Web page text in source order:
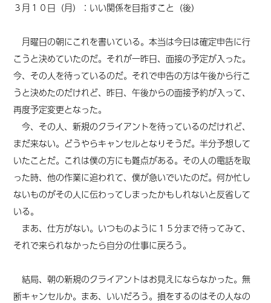
３月１０日（月）：いい関係を目指すこと（後）
月曜日の朝にこれを書いている。本当は今日は確定申告に行
こうと決めていたのだ。それが一昨日、面接の予定が入った。
今、その人を待っているのだ。それで申告の方は午後から行こ
うと決めたのだけれど、昨日、午後からの面接予約が入って、
再度予定変更となった。
今、その人、新規のクライアントを待っているのだけれど、
まだ来ない。どうやらキャンセルとなりそうだ。半分予想して
いたことだ。これは僕の方にも難点がある。その人の電話を取
った時、他の作業に追われて、僕が急いでいたのだ。何か忙し
ないものがその人に伝わってしまったかもしれないと反省して
いる。
まあ、仕方がない。いつものように１５分まで待ってみて、
それで来られなかったら自分の仕事に戻ろう。
結局、朝の新規のクライアントはお見えにならなかった。無
断キャンセルか。まあ、いいだろう。損をするのはその人なの